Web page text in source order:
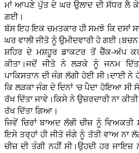
ਮਾਂ ਆਪਣੇ ਪੁੱਤ ਦੇ ਘਰ ਉਲਾਦ ਦੀ ਸੱਧਰ ਲੈ
ਗਈ।
ਬੱਸ ਇਹ ਇਕ ਚਮਤਕਾਰ ਹੀ ਸਮਝੋ ਕਿ ਦਸਾਂ
ਘਰ ਵਾਲੀ ਜੀਤੋ ਨੂੰ ਉਮੀਦਵਾਰੀ ਹੋ
ਸ਼ਹਿਰ ਦੇ ਮਸ਼ਹੂਰ ਡਾਕਟਰ ਤੋਂ ਚੈੱਕ-ਅੱਪ
ਕੀਤਾ।ਜਦੋਂ ਜੀਤੋ ਨੇ ਲੜਕੇ ਨੂੰ ਜਨਮ
ਪਾਕਿਸਤਾਨ ਦੀ ਜੰਗ ਲੱਗੀ ਹੋਈ ਸੀ।ਦਾਈ ਨੇ
ਕਿ ਲੜਕਾ ਜੰਗ ਦੇ ਦਿਨਾਂ 'ਚ ਪੈਦਾ ਹੋਇਆ ਸੀ
ਰੱਖ ਦਿੱਤਾ ਜਾਵੇ।ਕਿਸੇ ਨੇ ਉਜ਼ਰਦਾਰੀ ਨਾ
ਰੱਖ ਦਿੱਤਾ ਗਿਆ।
ਜਿਵੇਂ ਚਿਰਾਂ ਬਾਅਦ ਲੱਭੀ ਚੀਜ਼ ਨੂੰ ਵਿਅਕਤੀ
ਇਸੇ ਤਰ੍ਹਾਂ ਹੀ ਜੀਤੋ ਜੰਗੇ ਨੂੰ ਤੱਤੀ ਵਾਅ ਨਾ
ਚੀਜ਼ ਦੀ ਤੰਗੀ ਨਹੀਂ ਸੀ।ਉਹਦੀ ਹਰ ਜਾਇਜ਼